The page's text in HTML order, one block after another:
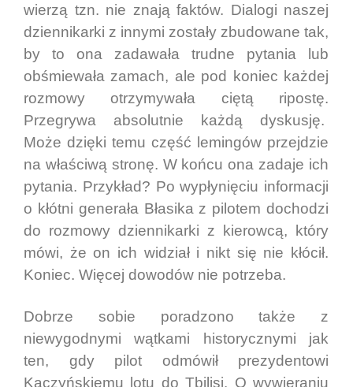
wierzą tzn. nie znają faktów. Dialogi naszej
dziennikarki z innymi zostały zbudowane tak,
by to ona zadawała trudne pytania lub
obśmiewała zamach, ale pod koniec każdej
rozmowy otrzymywała ciętą ripostę.
Przegrywa absolutnie każdą dyskusję.
Może dzięki temu część lemingów przejdzie
na właściwą stronę. W końcu ona zadaje ich
pytania. Przykład? Po wypłynięciu informacji
o kłótni generała Błasika z pilotem dochodzi
do rozmowy dziennikarki z kierowcą, który
mówi, że on ich widział i nikt się nie kłócił.
Koniec. Więcej dowodów nie potrzeba.
Dobrze sobie poradzono także z
niewygodnymi wątkami historycznymi jak
ten, gdy pilot odmówił prezydentowi
Kaczyńskiemu lotu do Tbilisi. O wywieraniu